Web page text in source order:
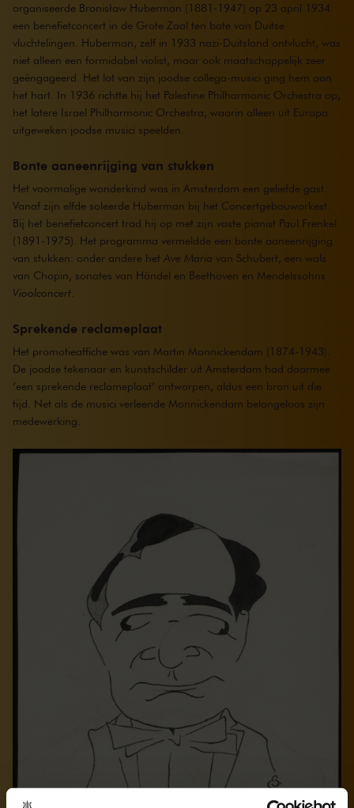
organiseerde Bronisław Huberman (1881-1947) op 23 april 1934
een benefietconcert in de Grote Zaal ten bate van Duitse
vluchtelingen. Huberman, zelf in 1933 nazi-Duitsland ontvlucht, was
niet alleen een formidabel violist, maar ook maatschappelijk zeer
geëngageerd. Het lot van zijn joodse collega-musici ging hem aan
het hart. In 1936 richtte hij het Palestine Philharmonic Orchestra op,
het latere Israel Philharmonic Orchestra, waarin alleen uit Europa
uitgeweken joodse musici speelden.
Bonte aaneenrijging van stukken
Het voormalige wonderkind was in Amsterdam een geliefde gast.
Vanaf zijn elfde soleerde Huberman bij het Concertgebouworkest.
Bij het benefietconcert trad hij op met zijn vaste pianist Paul Frenkel
(1891-1975). Het programma vermeldde een bonte aaneenrijging
van stukken: onder andere het Ave Maria van Schubert, een wals
van Chopin, sonates van Händel en Beethoven en Mendelssohns
Vioolconcert
Sprekende reclameplaat
Het promotieaffiche was van Martin Monnickendam (1874-1943).
De joodse tekenaar en kunstschilder uit Amsterdam had daarmee
‘een sprekende reclameplaat’ ontworpen, aldus een bron uit die
tijd. Net als de musici verleende Monnickendam belangeloos zijn
medewerking.